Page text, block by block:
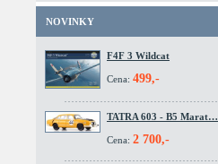
NOVINKY
F4F 3 Wildcat
Cena: 499,-
TATRA 603 - B5 Marat…
Cena: 2 700,-